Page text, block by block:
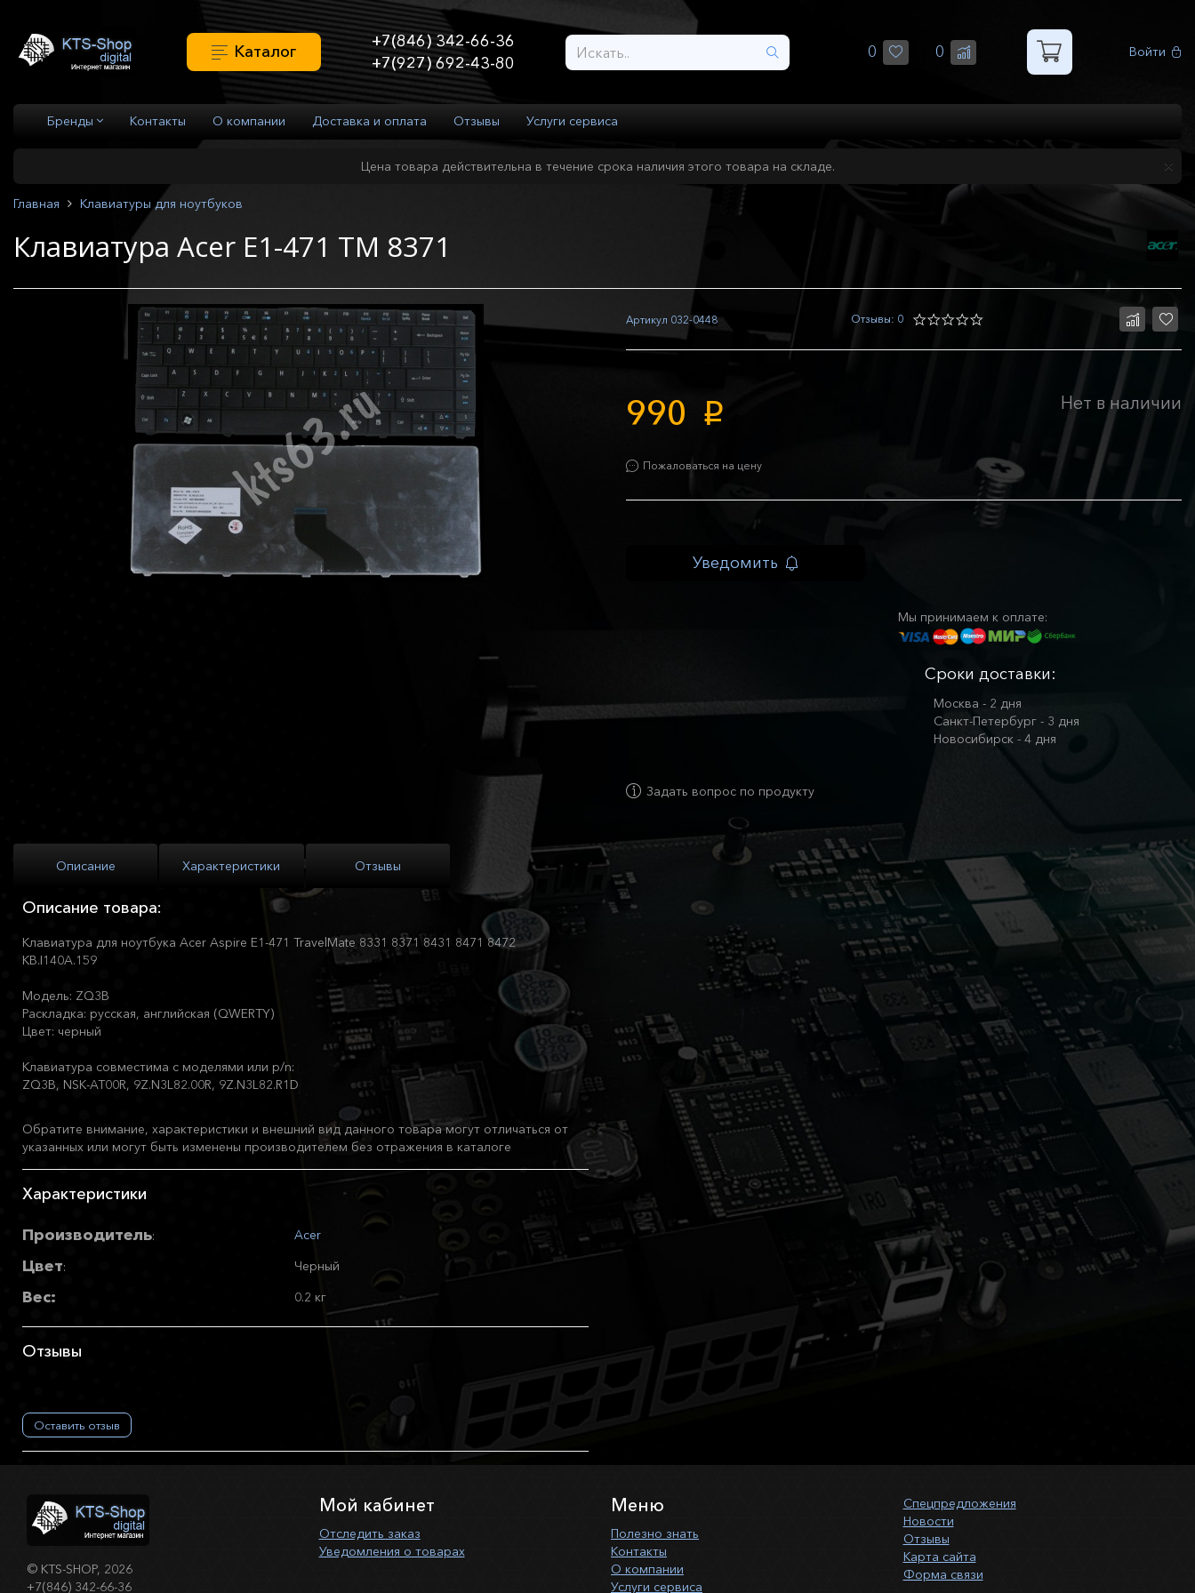
Каталог
+7(846) 342-66-36
+7(927) 692-43-80
0 0 Войти
Бренды Контакты О компании Доставка и оплата Отзывы Услуги сервиса
Цена товара действительна в течение срока наличия этого товара на складе.
Главная Клавиатуры для ноутбуков
Клавиатура Acer E1-471 TM 8371
Артикул 032-0448 Отзывы: 0
990 p
Пожаловаться на цену
Нет в наличии
Уведомить
Мы принимаем к оплате:
Сроки доставки:
Москва - 2 дня
Санкт-Петербург - 3 дня
Новосибирск - 4 дня
Задать вопрос по продукту
Описание Характеристики Отзывы
Описание товара:
Клавиатура для ноутбука Acer Aspire E1-471 TravelMate 8331 8371 8431 8471 8472
KB.I140A.159
Модель: ZQ3B
Раскладка: русская, английская (QWERTY)
Цвет: черный
Клавиатура совместима с моделями или p/n:
ZQ3B, NSK-AT00R, 9Z.N3L82.00R, 9Z.N3L82.R1D
Обратите внимание, характеристики и внешний вид данного товара могут отличаться от
указанных или могут быть изменены производителем без отражения в каталоге
Характеристики
Производитель: Acer
Цвет: Черный
Вес: 0.2 кг
Отзывы
Оставить отзыв
© KTS-SHOP, 2026
+7(846) 342-66-36
Мой кабинет
Отследить заказ
Уведомления о товарах
Меню
Полезно знать
Контакты
О компании
Услуги сервиса
Спецпредложения
Новости
Отзывы
Карта сайта
Форма связи